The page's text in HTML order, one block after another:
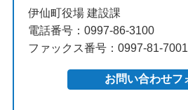
伊仙町役場 建設課
電話番号：0997-86-3100
ファックス番号：0997-81-7001